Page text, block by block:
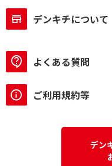
デンキチについて
よくある質問
ご利用規約等
デン